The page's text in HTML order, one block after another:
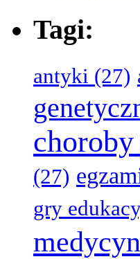
Tagi:
antyki (27)
choroby
(27)
gry